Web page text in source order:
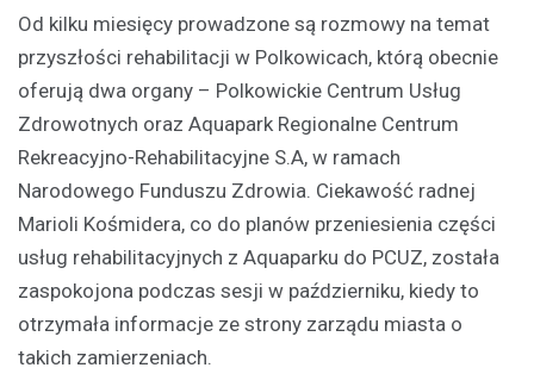
Od kilku miesięcy prowadzone są rozmowy na temat
przyszłości rehabilitacji w Polkowicach, którą obecnie
oferują dwa organy – Polkowickie Centrum Usług
Zdrowotnych oraz Aquapark Regionalne Centrum
Rekreacyjno-Rehabilitacyjne S.A, w ramach
Narodowego Funduszu Zdrowia. Ciekawość radnej
Marioli Kośmidera, co do planów przeniesienia części
usług rehabilitacyjnych z Aquaparku do PCUZ, została
zaspokojona podczas sesji w październiku, kiedy to
otrzymała informacje ze strony zarządu miasta o
takich zamierzeniach.